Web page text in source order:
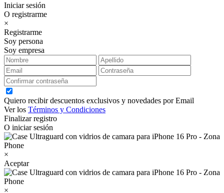
Iniciar sesión
O registrarme
×
Registrarme
Soy persona
Soy empresa
Quiero recibir descuentos exclusivos y novedades por Email
Ver los Términos y Condiciones
Finalizar registro
O iniciar sesión
×
Aceptar
×